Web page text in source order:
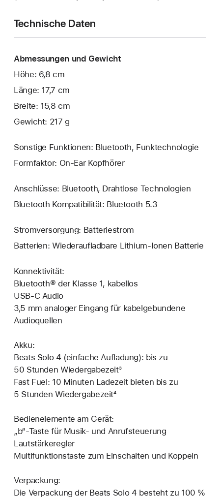
Technische Daten
Abmessungen und Gewicht
Höhe: 6,8 cm
Länge: 17,7 cm
Breite: 15,8 cm
Gewicht: 217 g
Sonstige Funktionen: Bluetooth, Funktechnologie
Formfaktor: On-Ear Kopfhörer
Anschlüsse: Bluetooth, Drahtlose Technologien
Bluetooth Kompatibilität: Bluetooth 5.3
Stromversorgung: Batteriestrom
Batterien: Wiederaufladbare Lithium-Ionen Batterie
Konnektivität:
Bluetooth® der Klasse 1, kabellos
USB-C Audio
3,5 mm analoger Eingang für kabelgebundene
Audioquellen
Akku:
Beats Solo 4 (einfache Aufladung): bis zu
50 Stunden Wiedergabezeit³
Fast Fuel: 10 Minuten Ladezeit bieten bis zu
5 Stunden Wiedergabezeit⁴
Bedienelemente am Gerät:
„b“-Taste für Musik- und Anrufsteuerung
Lautstärkeregler
Multifunktionstaste zum Einschalten und Koppeln
Verpackung:
Die Verpackung der Beats Solo 4 besteht zu 100 %